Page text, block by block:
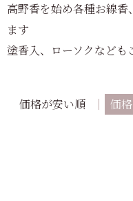
高野香を始め各種お線香
ます
塗香入、ローソクなども
価格が安い順 価